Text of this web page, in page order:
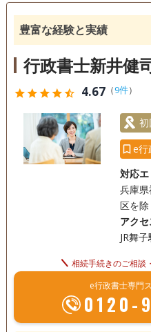
ぞ、よろしくお願い申し上げ
相続人調査
訪問可 土日相談可 初回
豊富な経験と実績
行政書士新井健
starstarstarstarstar_half 4.67（9件）
e行
対応
兵庫
区を除
アク
JR舞
相続手続きのご相談
e行政書士専門
0120-